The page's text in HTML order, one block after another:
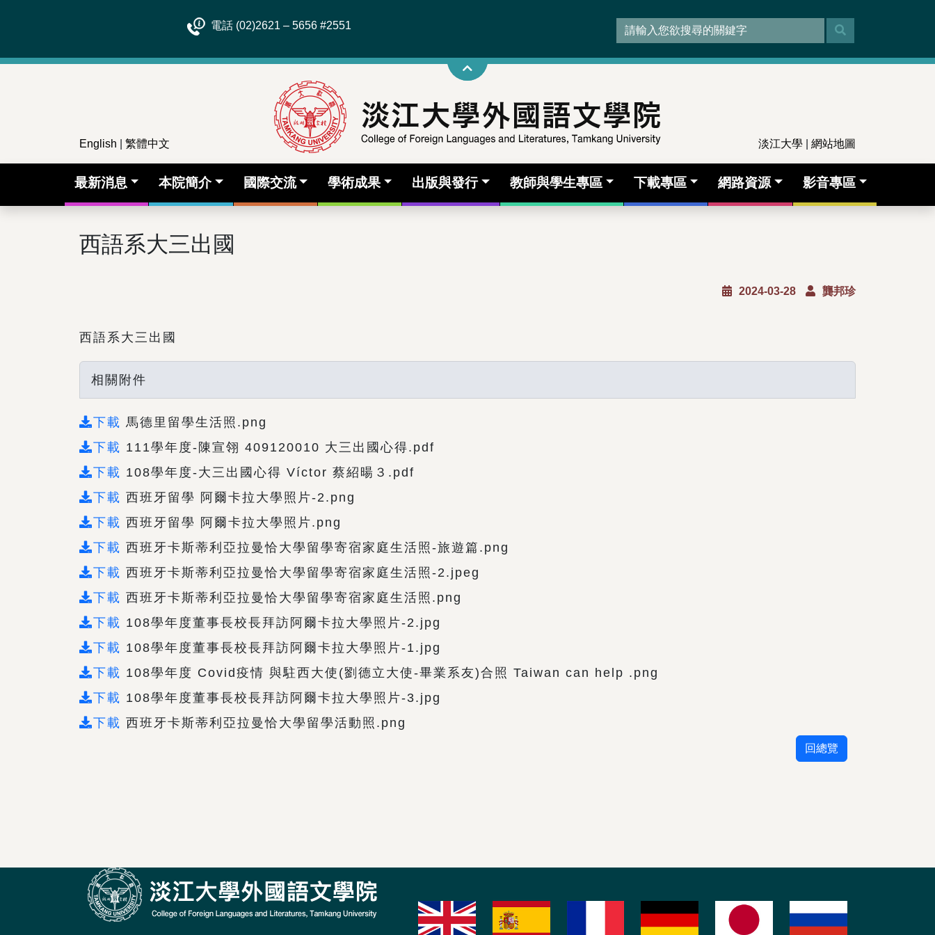
電話 (02)2621 – 5656 #2551
English 繁體中文 淡江大學 網站地圖
最新消息 本院簡介 國際交流 學術成果 出版與發行 教師與學生專區 下載專區 網路資源 影音專區
西語系大三出國
2024-03-28 龔邦珍
西語系大三出國
相關附件
下載 馬德里留學生活照.png
下載 111學年度-陳宣翎 409120010 大三出國心得.pdf
下載 108學年度-大三出國心得 Víctor 蔡紹暘３.pdf
下載 西班牙留學 阿爾卡拉大學照片-2.png
下載 西班牙留學 阿爾卡拉大學照片.png
下載 西班牙卡斯蒂利亞拉曼恰大學留學寄宿家庭生活照-旅遊篇.png
下載 西班牙卡斯蒂利亞拉曼恰大學留學寄宿家庭生活照-2.jpeg
下載 西班牙卡斯蒂利亞拉曼恰大學留學寄宿家庭生活照.png
下載 108學年度董事長校長拜訪阿爾卡拉大學照片-2.jpg
下載 108學年度董事長校長拜訪阿爾卡拉大學照片-1.jpg
下載 108學年度 Covid疫情 與駐西大使(劉德立大使-畢業系友)合照 Taiwan can help .png
下載 108學年度董事長校長拜訪阿爾卡拉大學照片-3.jpg
下載 西班牙卡斯蒂利亞拉曼恰大學留學活動照.png
回總覽